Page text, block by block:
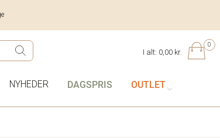
0
I alt: 0,00 kr.
NYHEDER DAGSPRIS OUTLET